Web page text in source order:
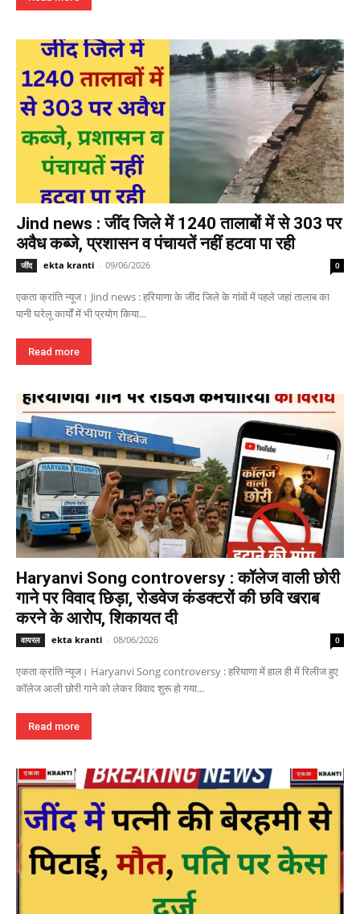
Jind news : जींद जिले में 1240 तालाबों में से 303 पर
अवैध कब्जे, प्रशासन व पंचायतें नहीं हटवा पा रही
जींद ekta kranti - 09/06/2026 0
एकता क्रांति न्यूज। Jind news : हरियाणा के जींद जिले के गांवों में पहले जहां तालाब का
पानी घरेलू कार्यों में भी प्रयोग किया...
Read more
Haryanvi Song controversy : कॉलेज वाली छोरी
गाने पर विवाद छिड़ा, रोडवेज कंडक्टरों की छवि खराब
करने के आरोप, शिकायत दी
वायरल ekta kranti - 08/06/2026 0
एकता क्रांति न्यूज। Haryanvi Song controversy : हरियाणा में हाल ही में रिलीज हुए
कॉलेज आली छोरी गाने को लेकर विवाद शुरू हो गया...
Read more